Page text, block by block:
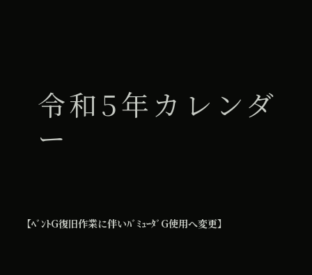
令和5年カレンダ
ー
【ﾍﾞﾝﾄG復旧作業に伴いﾊﾞﾐｭｰﾀﾞG使用へ変更】